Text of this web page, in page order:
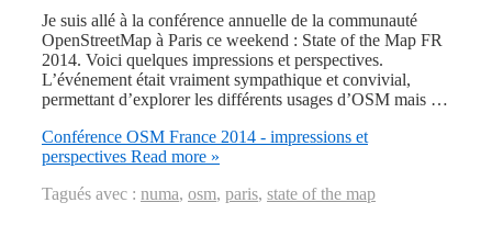
Je suis allé à la conférence annuelle de la communauté
OpenStreetMap à Paris ce weekend : State of the Map FR
2014. Voici quelques impressions et perspectives.
L’événement était vraiment sympathique et convivial,
permettant d’explorer les différents usages d’OSM mais …
Conférence OSM France 2014 - impressions et
perspectives Read more »
Tagués avec : numa, osm, paris, state of the map